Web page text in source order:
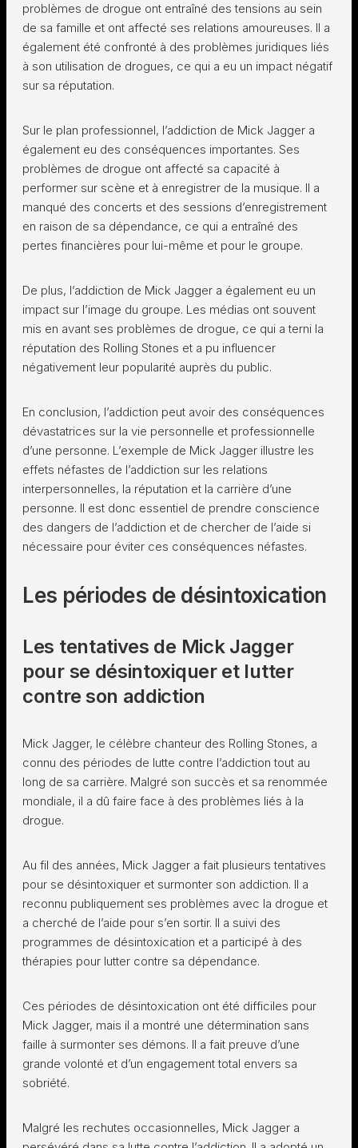
problèmes de drogue ont entraîné des tensions au sein
de sa famille et ont affecté ses relations amoureuses. Il a
également été confronté à des problèmes juridiques liés
à son utilisation de drogues, ce qui a eu un impact négatif
sur sa réputation.
Sur le plan professionnel, l’addiction de Mick Jagger a
également eu des conséquences importantes. Ses
problèmes de drogue ont affecté sa capacité à
performer sur scène et à enregistrer de la musique. Il a
manqué des concerts et des sessions d’enregistrement
en raison de sa dépendance, ce qui a entraîné des
pertes financières pour lui-même et pour le groupe.
De plus, l’addiction de Mick Jagger a également eu un
impact sur l’image du groupe. Les médias ont souvent
mis en avant ses problèmes de drogue, ce qui a terni la
réputation des Rolling Stones et a pu influencer
négativement leur popularité auprès du public.
En conclusion, l’addiction peut avoir des conséquences
dévastatrices sur la vie personnelle et professionnelle
d’une personne. L’exemple de Mick Jagger illustre les
effets néfastes de l’addiction sur les relations
interpersonnelles, la réputation et la carrière d’une
personne. Il est donc essentiel de prendre conscience
des dangers de l’addiction et de chercher de l’aide si
nécessaire pour éviter ces conséquences néfastes.
Les périodes de désintoxication
Les tentatives de Mick Jagger
pour se désintoxiquer et lutter
contre son addiction
Mick Jagger, le célèbre chanteur des Rolling Stones, a
connu des périodes de lutte contre l’addiction tout au
long de sa carrière. Malgré son succès et sa renommée
mondiale, il a dû faire face à des problèmes liés à la
drogue.
Au fil des années, Mick Jagger a fait plusieurs tentatives
pour se désintoxiquer et surmonter son addiction. Il a
reconnu publiquement ses problèmes avec la drogue et
a cherché de l’aide pour s’en sortir. Il a suivi des
programmes de désintoxication et a participé à des
thérapies pour lutter contre sa dépendance.
Ces périodes de désintoxication ont été difficiles pour
Mick Jagger, mais il a montré une détermination sans
faille à surmonter ses démons. Il a fait preuve d’une
grande volonté et d’un engagement total envers sa
sobriété.
Malgré les rechutes occasionnelles, Mick Jagger a